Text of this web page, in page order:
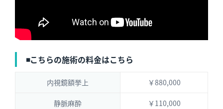
◾️こちらの施術の料金はこちら
内視鏡額挙上 ￥880,000
静脈麻酔 ￥110,000